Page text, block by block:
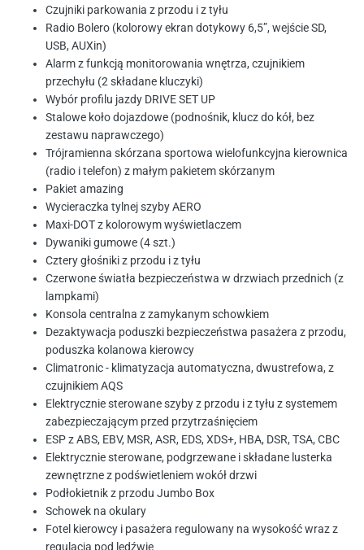
Czujniki parkowania z przodu i z tyłu
Radio Bolero (kolorowy ekran dotykowy 6,5”, wejście SD,
USB, AUX­in)
Alarm z funkcją monitorowania wnętrza, czujnikiem
przechyłu (2 składane kluczyki)
Wybór profilu jazdy DRIVE SET UP
Stalowe koło dojazdowe (podnośnik, klucz do kół, bez
zestawu naprawczego)
Trójramienna skórzana sportowa wielofunkcyjna kierownica
(radio i telefon) z małym pakietem skórzanym
Pakiet amazing
Wycieraczka tylnej szyby AERO
Maxi­-DOT z kolorowym wyświetlaczem
Dywaniki gumowe (4 szt.)
Cztery głośniki z przodu i z tyłu
Czerwone światła bezpieczeństwa w drzwiach przednich (z
lampkami)
Konsola centralna z zamykanym schowkiem
Dezaktywacja poduszki bezpieczeństwa pasażera z przodu,
poduszka kolanowa kierowcy
Climatronic - klimatyzacja automatyczna, dwustrefowa, z
czujnikiem AQS
Elektrycznie sterowane szyby z przodu i z tyłu z systemem
zabezpieczającym przed przytrzaśnięciem
ESP z ABS, EBV, MSR, ASR, EDS, XDS+, HBA, DSR, TSA, CBC
Elektrycznie sterowane, podgrzewane i składane lusterka
zewnętrzne z podświetleniem wokół drzwi
Podłokietnik z przodu Jumbo Box
Schowek na okulary
Fotel kierowcy i pasażera regulowany na wysokość wraz z
regulacją pod lędźwie